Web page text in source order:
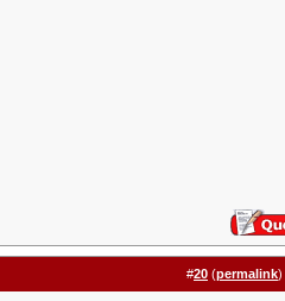
#20 (permalink)